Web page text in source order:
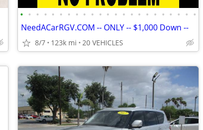
• • • • • • • • • • • • • • • • • • • • • • •
NeedACarRGV.COM -- ONLY -- $1,000 Down --
8/7 123k mi 20 VEHICLES